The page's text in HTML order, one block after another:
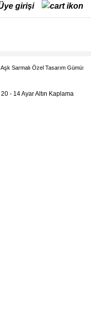
Aşk Sarmalı Özel Tasarım Gümüş